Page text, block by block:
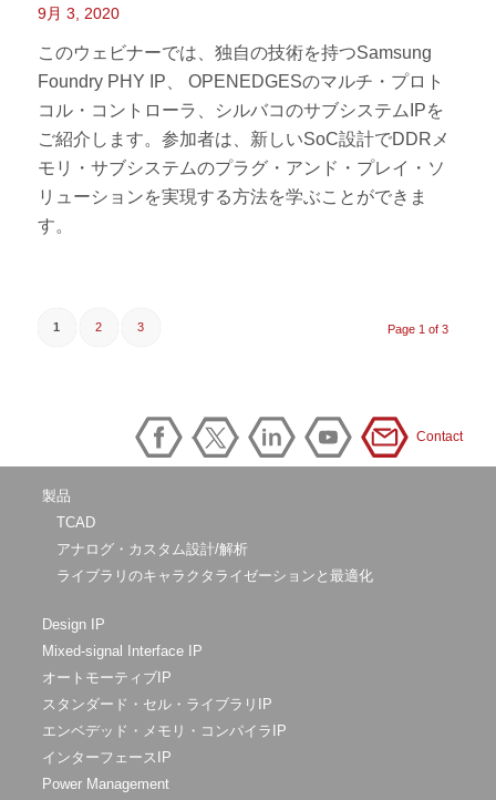
9月 3, 2020
このウェビナーでは、独自の技術を持つSamsung
Foundry PHY IP、 OPENEDGESのマルチ・プロト
コル・コントローラ、シルバコのサブシステムIPを
ご紹介します。参加者は、新しいSoC設計でDDRメ
モリ・サブシステムのプラグ・アンド・プレイ・ソ
リューションを実現する方法を学ぶことができま
す。
Page 1 of 3
1 2 3
Contact
製品
TCAD
アナログ・カスタム設計/解析
ライブラリのキャラクタライゼーションと最適化
Design IP
Mixed-signal Interface IP
オートモーティブIP
スタンダード・セル・ライブラリIP
エンベデッド・メモリ・コンパイラIP
インターフェースIP
Power Management